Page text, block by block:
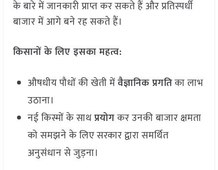
के बारे में जानकारी प्राप्त कर सकते हैं और प्रतिस्पर्धी
बाजार में आगे बने रह सकते हैं।
किसानों के लिए इसका महत्व:
औषधीय पौधों की खेती मेंवैज्ञानिक प्रगतिका लाभ
उठाना।
नई किस्मों के साथप्रयोगकर उनकी बाजार क्षमता
को समझने के लिए सरकार द्वारा समर्थित
अनुसंधान से जुड़ना।